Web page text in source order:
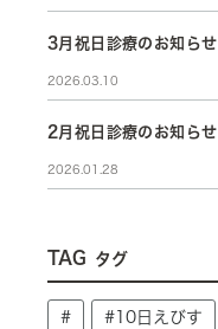
3月祝日診療のお知らせ
2026.03.10
2月祝日診療のお知らせ
2026.01.28
TAG タグ
# #10日えびす